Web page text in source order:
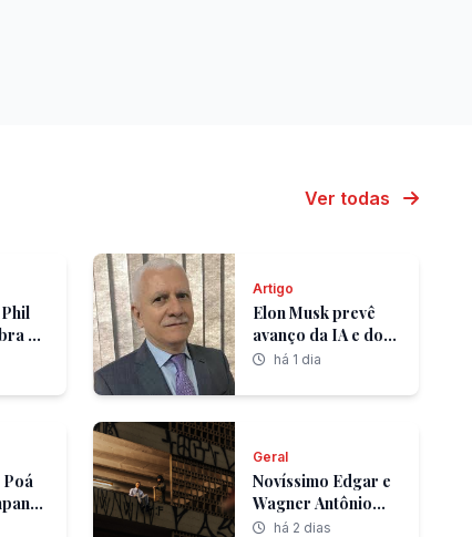
Ver todas
o
Artigo
Elon Musk prevê
avanço da IA e dos
robôs humanoides
há 1 dia
Geral
Novíssimo Edgar e
Wagner Antônio
inauguram
há 2 dias